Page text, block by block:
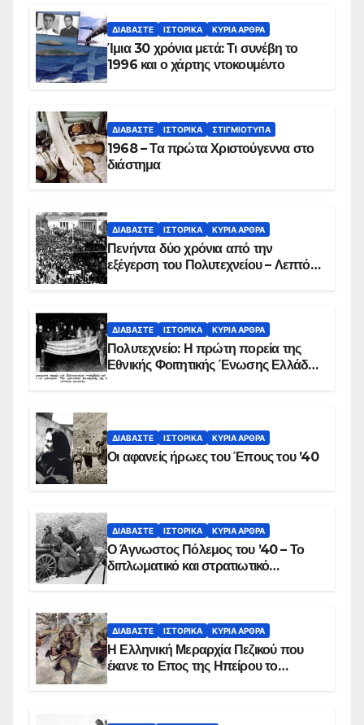
ΔΙΑΒΆΣΤΕ ΙΣΤΟΡΙΚΆ ΚΥΡΙΑ ΑΡΘΡΑ
Ίμια 30 χρόνια μετά: Τι συνέβη το
1996 και ο χάρτης ντοκουμέντο
ΔΙΑΒΆΣΤΕ ΙΣΤΟΡΙΚΆ ΣΤΙΓΜΙΌΤΥΠΑ
1968 – Τα πρώτα Χριστούγεννα στο
διάστημα
ΔΙΑΒΆΣΤΕ ΙΣΤΟΡΙΚΆ ΚΥΡΙΑ ΑΡΘΡΑ
Πενήντα δύο χρόνια από την
εξέγερση του Πολυτεχνείου – Λεπτό
ΔΙΑΒΆΣΤΕ ΙΣΤΟΡΙΚΆ ΚΥΡΙΑ ΑΡΘΡΑ
Πολυτεχνείο: Η πρώτη πορεία της
Εθνικής Φοιτητικής Ένωσης Ελλάδος
ΔΙΑΒΆΣΤΕ ΙΣΤΟΡΙΚΆ ΚΥΡΙΑ ΑΡΘΡΑ
Οι αφανείς ήρωες του Έπους του ’40
ΔΙΑΒΆΣΤΕ ΙΣΤΟΡΙΚΆ ΚΥΡΙΑ ΑΡΘΡΑ
Ο Άγνωστος Πόλεμος του ’40 – Το
διπλωματικό και στρατιωτικό
ΔΙΑΒΆΣΤΕ ΙΣΤΟΡΙΚΆ ΚΥΡΙΑ ΑΡΘΡΑ
Η Ελληνική Μεραρχία Πεζικού που
έκανε το Επος της Ηπείρου το